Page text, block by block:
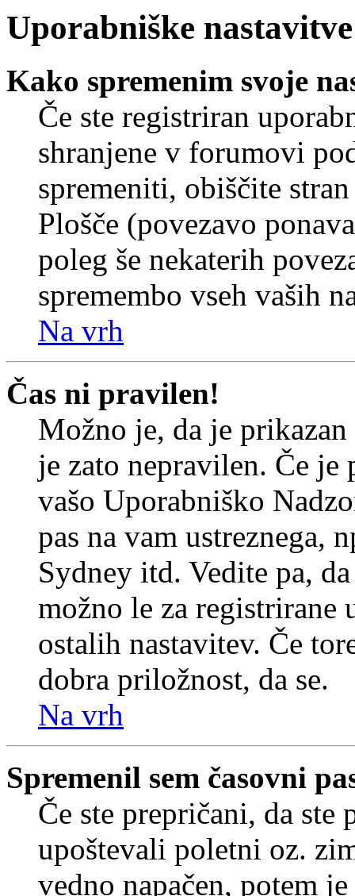
Uporabniške nastavitve
Kako spremenim svoje
Če ste registriran
shranjene v forumovi
spremeniti, obiščite
Plošče (povezavo
poleg še nekaterih
spremembo vseh vaših
Na vrh
Čas ni pravilen!
Možno je, da je prikazan
je zato nepravilen. Če
vašo Uporabniško
pas na vam ustreznega,
Sydney itd. Vedite pa,
možno le za registrirane
ostalih nastavitev. Če
dobra priložnost, da se.
Na vrh
Spremenil sem časovni
Če ste prepričani, da
upoštevali poletni oz.
vedno napačen, potem